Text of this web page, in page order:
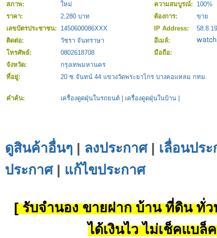
สภาพ:
ใหม่ ความสมบูรณ์:
100%
ราคา:
2,280 บาท ต้องการ:
ขาย
เลขบัตรประชาชน:
1450600086XXX IP Address:
ติดต่อ:
วัชรา จันทราษา
อีเมล์:
โทรศัพย์:
0802618708
มือถือ:
จังหวัด:
กรุงเทพมหานคร
ที่อยู่:
20 ซ.จันทน์ 44 แขวงวัดพระยาไกร บางคอแหลม กทม.
คำค้น: เครื่องดูดฝุ่นในรถยนต์ เครื่องดูดฝุ่นในบ้าน
ดูสินค้าอื่นๆ | ลงประกาศ| เลื่อนปร
ประกาศ| แก้ไขประกาศ
[ รับจำนอง ขายฝาก บ้าน ที่ดิน ทั่ว
ได้เงินไว ไม่เช็คแบล็